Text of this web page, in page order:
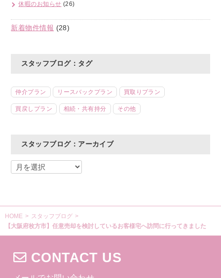
休暇のお知らせ (26)
新着物件情報 (28)
スタッフブログ：タグ
仲介プラン リースバックプラン 買取りプラン
買戻しプラン 相続・共有持分 その他
スタッフブログ：アーカイブ
HOME > スタッフブログ >
【大阪府枚方市】任意売却を検討しているお客様宅へ訪問に行ってきました
CONTACT US